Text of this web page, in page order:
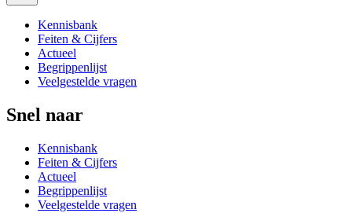
Kennisbank
Feiten & Cijfers
Actueel
Begrippenlijst
Veelgestelde vragen
Snel naar
Kennisbank
Feiten & Cijfers
Actueel
Begrippenlijst
Veelgestelde vragen